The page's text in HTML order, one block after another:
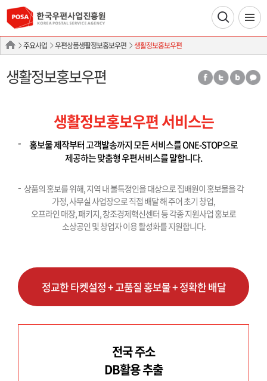
주요사업 우편상품생활정보홍보우편 생활정보홍보우편
생활정보홍보우편
생활정보홍보우편 서비스는
홍보물 제작부터 고객발송까지 모든 서비스를 ONE-STOP으로
제공하는 맞춤형 우편서비스를 말합니다.
상품의 홍보를 위해, 지역 내 불특정인을 대상으로 집배원이 홍보물을 각
가정, 사무실 사업장으로 직접 배달 해 주어 초기 창업,
오프라인 매장, 패키지, 창조경제혁신센터 등 각종 지원사업 홍보로
소상공인 및 창업자 이용 활성화를 지원합니다.
정교한 타켓설정 + 고품질 홍보물 + 정확한 배달
전국 주소
DB활용 추출